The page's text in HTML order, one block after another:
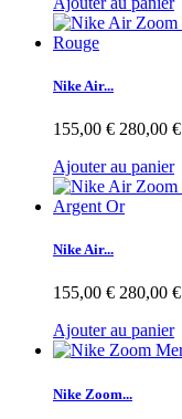
Nike Air...
155,00 € 280,00 €
Ajouter au panier
Nike Air...
155,00 € 280,00 €
Ajouter au panier
Nike Zoom...